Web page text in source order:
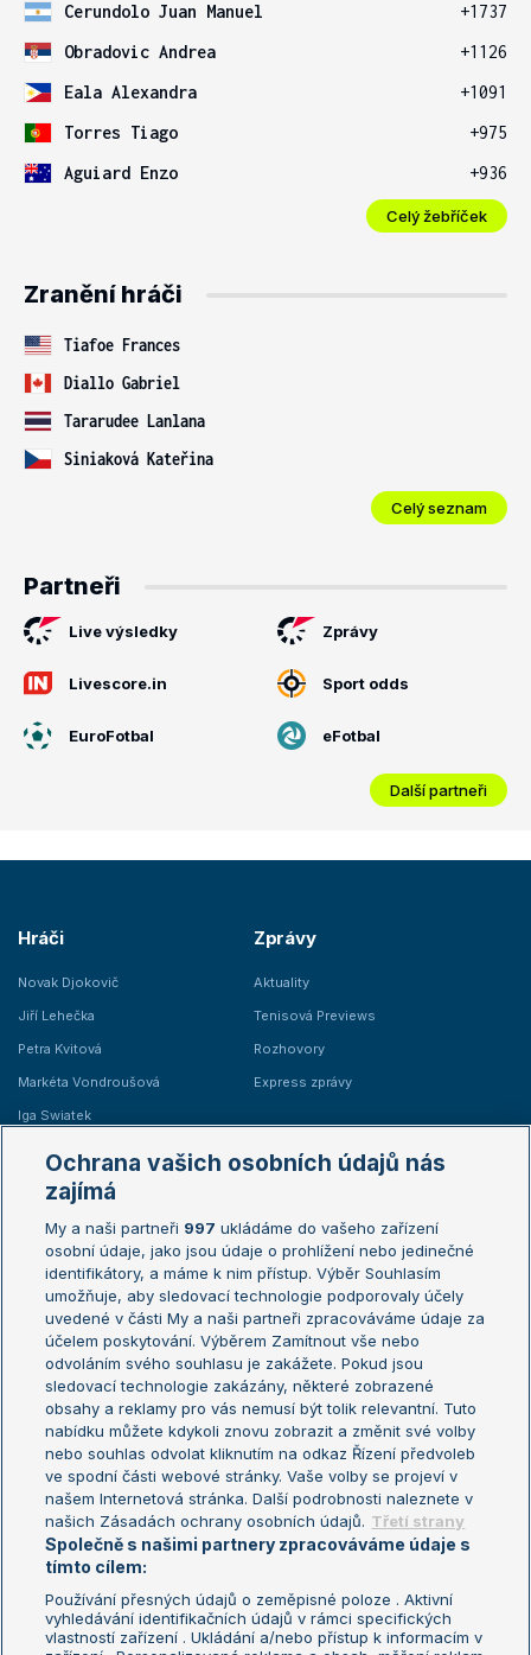
Cerundolo Juan Manuel
+1737
Obradovic Andrea
+1126
Eala Alexandra
+1091
Torres Tiago
+975
Aguiard Enzo
+936
Celý žebříček
Zranění hráči
Tiafoe Frances
Diallo Gabriel
Tararudee Lanlana
Siniaková Kateřina
Celý seznam
Partneři
Live výsledky Zprávy
Livescore.in Sport odds
EuroFotbal eFotbal
Další partneři
Hráči
Novak Djokovič
Jiří Lehečka
Petra Kvitová
Markéta Vondroušová
Iga Swiatek
Zprávy
Aktuality
Tenisová Previews
Rozhovory
Express zprávy
Žebříčky
Žebříček ATP (muži)
Žebříček WTA (ženy)
Sázkařský žebříček
Australian Open
French Open
Wimbledon
US Open
Turnaj mistrů
Turnaj mistryň
Aktualní trendy
Fotbalové přestupy
Livesport Daily
LS Prague Open
Podmínky užití Nastavení soukromí
Ochrana vašich osobních údajů nás
zajímá
My a naši partneři 997 ukládáme do vašeho zařízení
osobní údaje, jako jsou údaje o prohlížení nebo jedinečné
identifikátory, a máme k nim přístup. Výběr Souhlasím
umožňuje, aby sledovací technologie podporovaly účely
uvedené v části My a naši partneři zpracováváme údaje za
účelem poskytování. Výběrem Zamítnout vše nebo
odvoláním svého souhlasu je zakážete. Pokud jsou
sledovací technologie zakázány, některé zobrazené
obsahy a reklamy pro vás nemusí být tolik relevantní. Tuto
nabídku můžete kdykoli znovu zobrazit a změnit své volby
nebo souhlas odvolat kliknutím na odkaz Řízení předvoleb
ve spodní části webové stránky. Vaše volby se projeví v
našem Internetová stránka. Další podrobnosti naleznete v
našich Zásadách ochrany osobních údajů. Třetí strany
Společně s našimi partnery zpracováváme údaje s
tímto cílem:
Používání přesných údajů o zeměpisné poloze . Aktivní
vyhledávání identifikačních údajů v rámci specifických
vlastností zařízení . Ukládání a/nebo přístup k informacím v